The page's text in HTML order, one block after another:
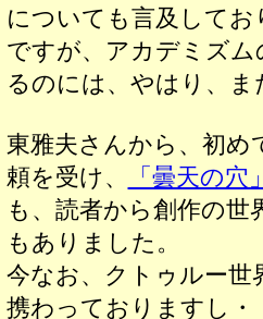
についても言及してお
ですが、アカデミズ
るのには、やはり、
東雅夫さんから、初め
頼を受け、
「曇天の穴
も、読者から創作の
もありました。
今なお、クトゥルー
携わっておりますし・